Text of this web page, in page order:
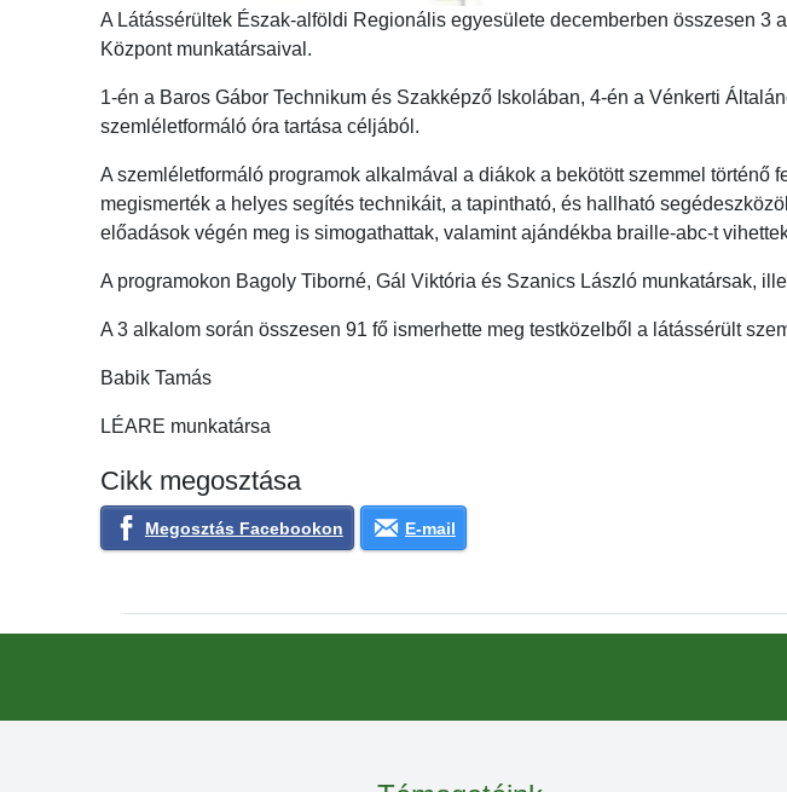
A Látássérültek Észak-alföldi Regionális egyesülete decemberben összesen
Központ munkatársaival.
1-én a Baros Gábor Technikum és Szakképző Iskolában, 4-én a Vénkerti
szemléletformáló óra tartása céljából.
A szemléletformáló programok alkalmával a diákok a bekötött szemmel
megismerték a helyes segítés technikáit, a tapintható, és hallható
előadások végén meg is simogathattak, valamint ajándékba braille-abc-t
A programokon Bagoly Tiborné, Gál Viktória és Szanics László munkatársak,
A 3 alkalom során összesen 91 fő ismerhette meg testközelből a látássérült
Babik Tamás
LÉARE munkatársa
Cikk megosztása
Megosztás Facebookon E-mail